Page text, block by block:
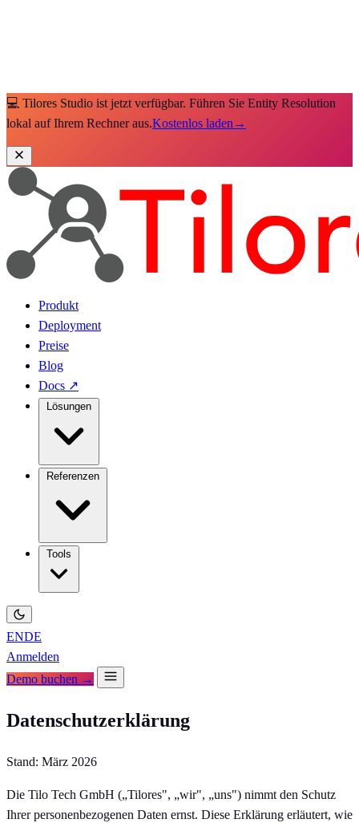
💻 Tilores Studio ist jetzt verfügbar. Führen Sie Entity Resolution
lokal auf Ihrem Rechner aus.Kostenlos laden →
Produkt
Deployment
Preise
Blog
Docs ↗
ENDE
Anmelden
Demo buchen →
Datenschutzerklärung
Stand: März 2026
Die Tilo Tech GmbH („Tilores", „wir", „uns") nimmt den Schutz
Ihrer personenbezogenen Daten ernst. Diese Erklärung erläutert, wie